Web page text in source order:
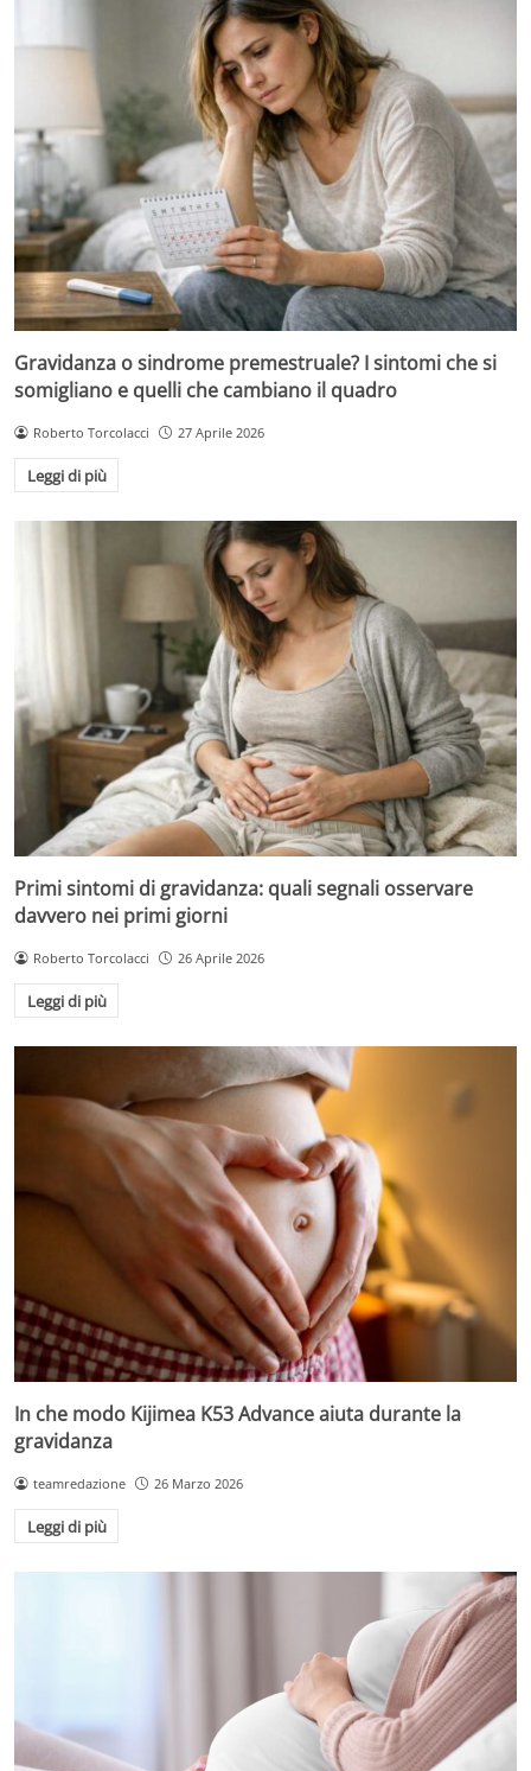
Gravidanza o sindrome premestruale? I sintomi che si
somigliano e quelli che cambiano il quadro
Roberto Torcolacci 27 Aprile 2026
Leggi di più
Primi sintomi di gravidanza: quali segnali osservare
davvero nei primi giorni
Roberto Torcolacci 26 Aprile 2026
Leggi di più
In che modo Kijimea K53 Advance aiuta durante la
gravidanza
teamredazione 26 Marzo 2026
Leggi di più